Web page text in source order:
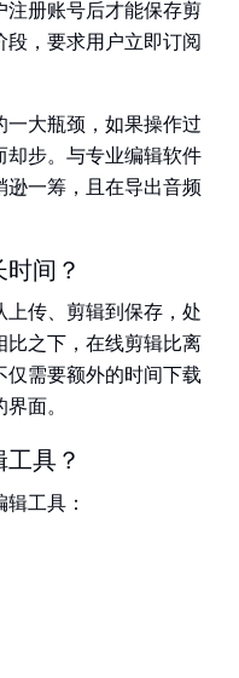
注册账号后才能保存剪
，要求用户立即订阅
一大瓶颈，如果操作过
却步。与专业编辑软件
逊一筹，且在导出音频
间？
上传、剪辑到保存，处
比之下，在线剪辑比离
仅需要额外的时间下载
面。
具？
工具：